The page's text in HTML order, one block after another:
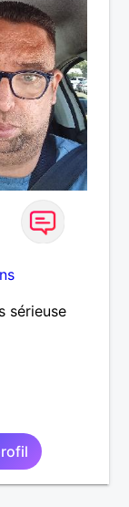
sérieuse